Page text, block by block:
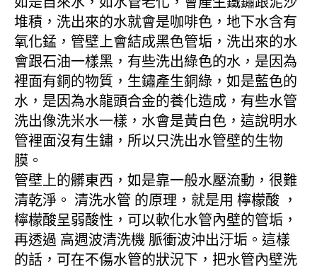
堆積，洗出來的水就會是咖啡色，地下水含有
氧化錳，管壁上會結成黑色管垢，洗出來的水
會跟石油一樣黑，有些洗出綠色的水，是因為
裡面有銅的物質，生鏽產生銅綠，如是藍色的
水，是因為水龍頭合金的養化造成，有些水管
洗出像洗米水一樣，水會是黃白色，這說明水
管裡面沒有生鏽，所以只洗出水管壁的生物
膜。
管壁上的髒東西，如是靠一般水壓流動，很難
清乾淨。 清洗水管 的原理，就是用 檸檬酸 ，
檸檬酸呈弱酸性，可以軟化水管內壁的管垢，
再透過 高週波清洗機 脈衝波沖出汙垢。這樣
的話，可在不傷水管的狀況下，把水管內壁洗